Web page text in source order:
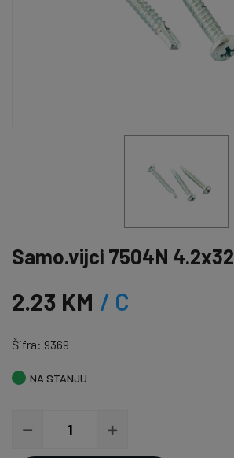
Samo.vijci 7504N 4.2x32
2.23 KM / C
Šifra: 9369
NA STANJU